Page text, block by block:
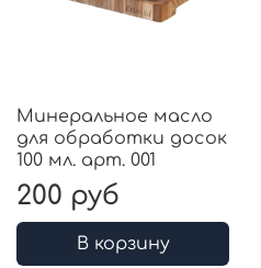
Минеральное масло
для обработки досок
100 мл. арт. 001
200 руб
В корзину